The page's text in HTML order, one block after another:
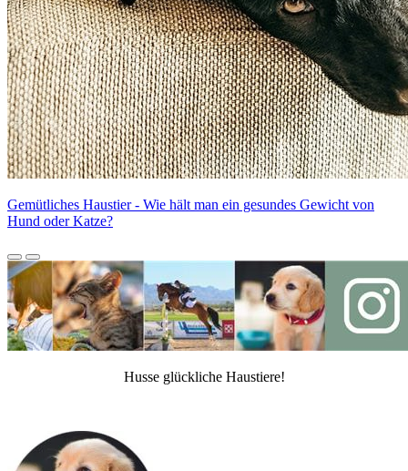
Gemütliches Haustier - Wie hält man ein gesundes Gewicht von
Hund oder Katze?
Husse glückliche Haustiere!